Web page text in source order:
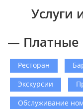
Услуги
— Платные
Ресторан
Экскурсии
Обслуживание